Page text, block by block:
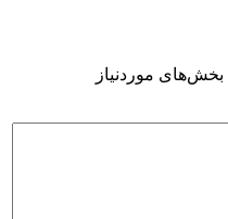
بخش‌های موردنیاز